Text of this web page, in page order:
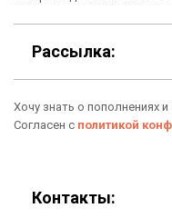
О нас
Отзывы о Bag &
Гарантия
Новинки
Подарки
Рассылка:
Хочу знать о пополнениях
Согласен с политикой
Контакты: